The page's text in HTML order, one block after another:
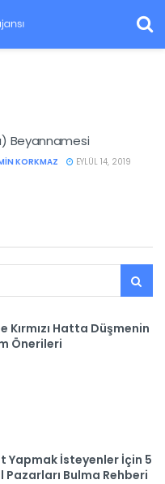
Beyannamesi
KORKMAZ
EYLÜL 14, 2019
Hatta Düşmenin
Önerileri
Yapmak İsteyenler İçin 5
Bulma Rehberi